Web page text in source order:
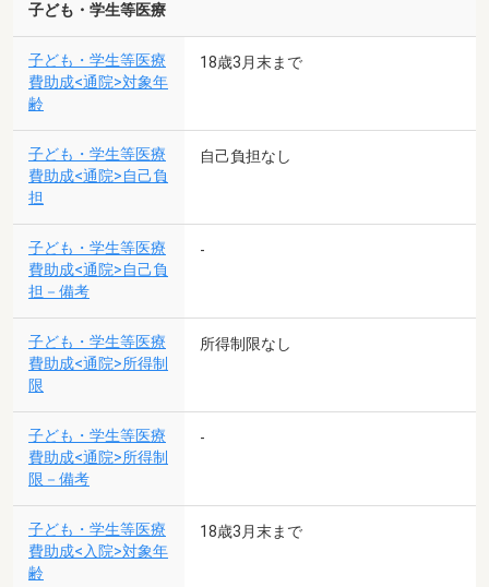
子ども・学生等医療
子ども・学生等医療
費助成<通院>対象年
齢
18歳3月末まで
子ども・学生等医療
費助成<通院>自己負
担
自己負担なし
子ども・学生等医療
費助成<通院>自己負
担－備考
-
子ども・学生等医療
費助成<通院>所得制
限
所得制限なし
子ども・学生等医療
費助成<通院>所得制
限－備考
-
子ども・学生等医療
費助成<入院>対象年
齢
18歳3月末まで